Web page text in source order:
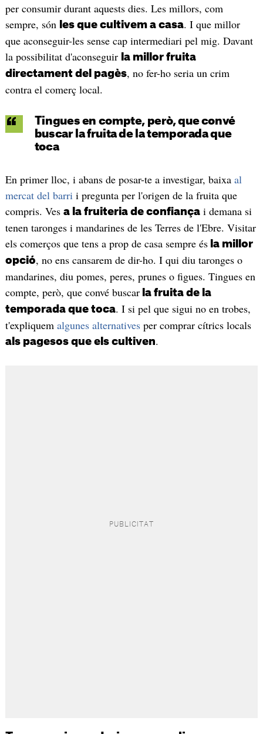
per consumir durant aquests dies. Les millors, com
sempre, són les que cultivem a casa. I que millor
que aconseguir-les sense cap intermediari pel mig. Davant
la possibilitat d'aconseguir la millor fruita
directament del pagès, no fer-ho seria un crim
contra el comerç local.
Tingues en compte, però, que convé
buscar la fruita de la temporada que
toca
En primer lloc, i abans de posar-te a investigar, baixa al
mercat del barrii pregunta per l'origen de la fruita que
compris. Ves a la fruiteria de confiançai demana si
tenen taronges i mandarines de les Terres de l'Ebre. Visitar
els comerços que tens a prop de casa sempre ésla millor
opció, no ens cansarem de dir-ho. I qui diu taronges o
mandarines, diu pomes, peres, prunes o figues. Tingues en
compte, però, que convé buscarla fruita de la
temporada que toca. I si pel que sigui no en trobes,
t'expliquem algunes alternativesper comprar cítrics locals
als pagesos que els cultiven.